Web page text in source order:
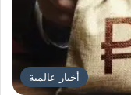
أخبار عالمية